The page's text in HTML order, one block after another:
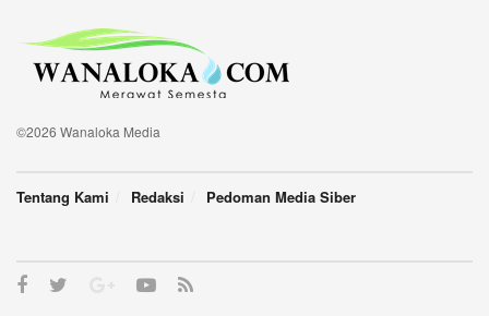
©2026 Wanaloka Media
Tentang Kami Redaksi Pedoman Media Siber